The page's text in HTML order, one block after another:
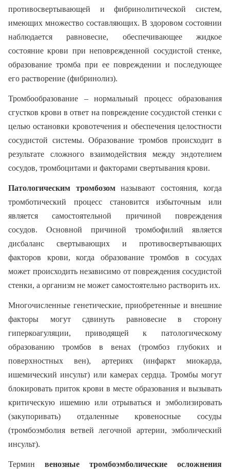
противосвертывающей и фибринолитической систем,
имеющих множество составляющих. В здоровом состоянии
наблюдается равновесие, обеспечивающее жидкое
состояние крови при неповрежденной сосудистой стенке,
образование тромба при ее повреждении и последующее
его растворение (фибринолиз).
Тромбообразование – нормальный процесс образования
сгустков крови в ответ на повреждение сосудистой стенки с
целью остановки кровотечения и обеспечения целостности
сосудистой системы. Образование тромбов происходит в
результате сложного взаимодействия между эндотелием
сосудов, тромбоцитами и факторами свертывания крови.
Патологическим тромбозомназывают состояния, когда
тромботический процесс становится избыточным или
является самостоятельной причиной повреждения
сосудов. Основной причиной тромбофилий является
дисбаланс свертывающих и противосвертывающих
факторов крови, когда образование тромбов в сосудах
может происходить независимо от повреждения сосудистой
стенки, а организм не может самостоятельно растворить их.
Многочисленные генетические, приобретенные и внешние
факторы могут сдвинуть равновесие в сторону
гиперкоагуляции, приводящей к патологическому
образованию тромбов в венах (тромбоз глубоких и
поверхностных вен), артериях (инфаркт миокарда,
ишемический инсульт) или камерах сердца. Тромбы могут
блокировать приток крови в месте образования и вызывать
критическую ишемию или отрываться и эмболизировать
(закупоривать) отдаленные кровеносные сосуды
(тромбоэмболия ветвей легочной артерии, эмболический
инсульт).
Термин венозные тромбоэмболические осложнения